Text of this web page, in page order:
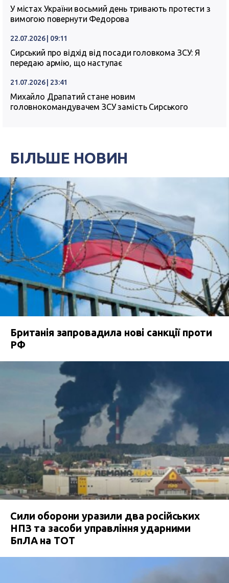
У містах України восьмий день тривають протести з
вимогою повернути Федорова
22.07.2026 | 09:11
Сирський про відхід від посади головкома ЗСУ: Я
передаю армію, що наступає
21.07.2026 | 23:41
Михайло Драпатий стане новим
головнокомандувачем ЗСУ замість Сирського
БІЛЬШЕ НОВИН
Британія запровадила нові санкції проти
РФ
Сили оборони уразили два російських
НПЗ та засоби управління ударними
БпЛА на ТОТ